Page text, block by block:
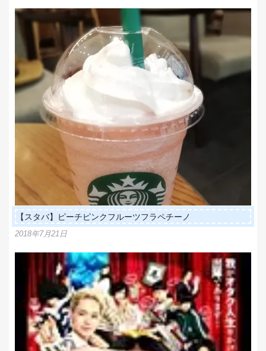
ン
【スタバ】ピーチピンクフルーツフラペチーノ
2018年7月21日